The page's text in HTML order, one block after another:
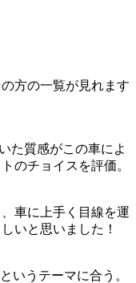
方の一覧が見れます
た質感がこの車によ
のチョイスを評価。
車に上手く目線を運
いと思いました！
いうテーマに合う。